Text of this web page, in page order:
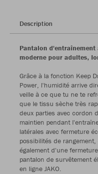
Description
Pantalon
moderne pour adultes,
Grâce à la fonction Keep
Power, l'humidité arrive
veille à ce que tu ne te
que le tissu sèche très
deux parties avec cordon
maintien pendant
latérales avec fermeture
possibilités de
également d'une
pantalon de survêtement
en ligne JAKO.